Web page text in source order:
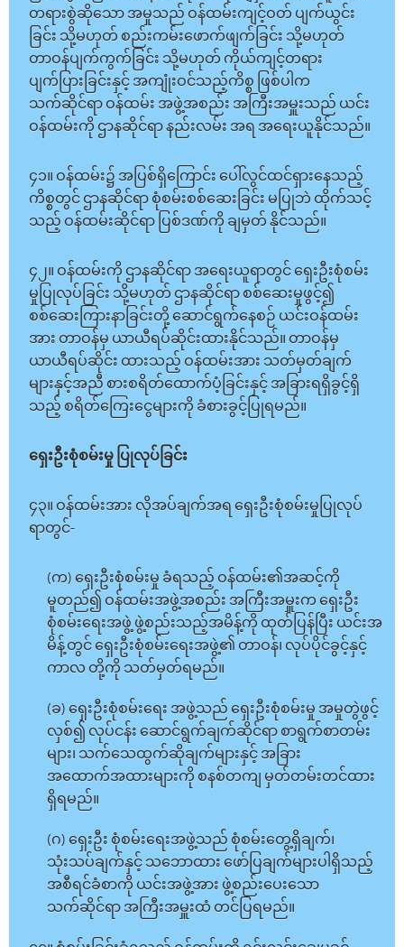
တရားစွဲဆိုသော အမှုသည် ဝန်ထမ်းကျင့်ဝတ် ပျက်ယွင်း
ခြင်း သို့မဟုတ် စည်းကမ်းဖောက်ဖျက်ခြင်း သို့မဟုတ်
တာဝန်ပျက်ကွက်ခြင်း သို့မဟုတ် ကိုယ်ကျင့်တရား
ပျက်ပြားခြင်းနှင့် အကျုံးဝင်သည့်ကိစ္စ ဖြစ်ပါက
သက်ဆိုင်ရာ ဝန်ထမ်း အဖွဲ့အစည်း အကြီးအမှူးသည် ယင်း
ဝန်ထမ်းကို ဌာနဆိုင်ရာ နည်းလမ်း အရ အရေးယူနိုင်သည်။
၄၁။ ဝန်ထမ်း၌ အပြစ်ရှိကြောင်း ပေါ်လွင်ထင်ရှားနေသည့်
ကိစ္စတွင် ဌာနဆိုင်ရာ စုံစမ်းစစ်ဆေးခြင်း မပြုဘဲ ထိုက်သင့်
သည့် ဝန်ထမ်းဆိုင်ရာ ပြစ်ဒဏ်ကို ချမှတ် နိုင်သည်။
၄၂။ ဝန်ထမ်းကို ဌာနဆိုင်ရာ အရေးယူရာတွင် ရှေးဦးစုံစမ်း
မှုပြုလုပ်ခြင်း သို့မဟုတ် ဌာနဆိုင်ရာ စစ်ဆေးမှုဖွင့်၍
စစ်ဆေးကြားနာခြင်းတို့ ဆောင်ရွက်နေစဉ် ယင်းဝန်ထမ်း
အား တာဝန်မှ ယာယီရပ်ဆိုင်းထားနိုင်သည်။ တာဝန်မှ
ယာယီရပ်ဆိုင်း ထားသည့် ဝန်ထမ်းအား သတ်မှတ်ချက်
များနှင့်အညီ စားစရိတ်ထောက်ပံ့ခြင်းနှင့် အခြားရရှိခွင့်ရှိ
သည့် စရိတ်ကြေးငွေများကို ခံစားခွင့်ပြုရမည်။
ရှေးဦးစုံစမ်းမှု ပြုလုပ်ခြင်း
၄၃။ ဝန်ထမ်းအား လိုအပ်ချက်အရ ရှေးဦးစုံစမ်းမှုပြုလုပ်
ရာတွင်-
(က) ရှေးဦးစုံစမ်းမှု ခံရသည့် ဝန်ထမ်း၏အဆင့်ကို
မူတည်၍ ဝန်ထမ်းအဖွဲ့အစည်း အကြီးအမှူးက ရှေးဦး
စုံစမ်းရေးအဖွဲ့ ဖွဲ့စည်းသည့်အမိန့်ကို ထုတ်ပြန်ပြီး ယင်းအ
မိန့်တွင် ရှေးဦးစုံစမ်းရေးအဖွဲ့၏ တာဝန်၊ လုပ်ပိုင်ခွင့်နှင့်
ကာလ တို့ကို သတ်မှတ်ရမည်။
(ခ) ရှေးဦးစုံစမ်းရေး အဖွဲ့သည် ရှေးဦးစုံစမ်းမှု အမှုတွဲဖွင့်
လှစ်၍ လုပ်ငန်း ဆောင်ရွက်ချက်ဆိုင်ရာ စာရွက်စာတမ်း
များ၊ သက်သေထွက်ဆိုချက်များနှင့် အခြား
အထောက်အထားများကို စနစ်တကျ မှတ်တမ်းတင်ထား
ရှိရမည်။
(ဂ) ရှေးဦး စုံစမ်းရေးအဖွဲ့သည် စုံစမ်းတွေ့ရှိချက်၊
သုံးသပ်ချက်နှင့် သဘောထား ဖော်ပြချက်များပါရှိသည့်
အစီရင်ခံစာကို ယင်းအဖွဲ့အား ဖွဲ့စည်းပေးသော
သက်ဆိုင်ရာ အကြီးအမှူးထံ တင်ပြရမည်။